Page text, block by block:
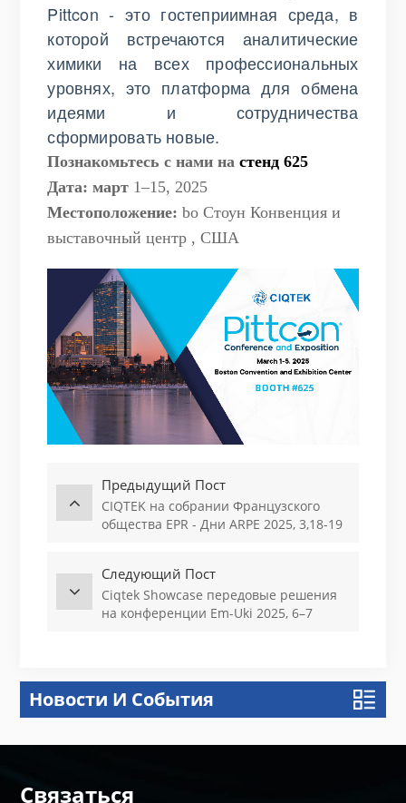
Pittcon - это гостеприимная среда, в
которой встречаются аналитические
химики на всех профессиональных
уровнях, это платформа для обмена
идеями и сотрудничества
сформировать новые.
Познакомьтесь с нами настенд 625
Дата: март 1–15, 2025
Местоположение:boСтоун Конвенция и
выставочный центр , США
Предыдущий Пост
CIQTEK на собрании Французского
общества EPR - Дни ARPE 2025, 3,18-19
Следующий Пост
Ciqtek Showcase передовые решения
на конференции Em-Uki 2025, 6–7
Новости И События
Связаться